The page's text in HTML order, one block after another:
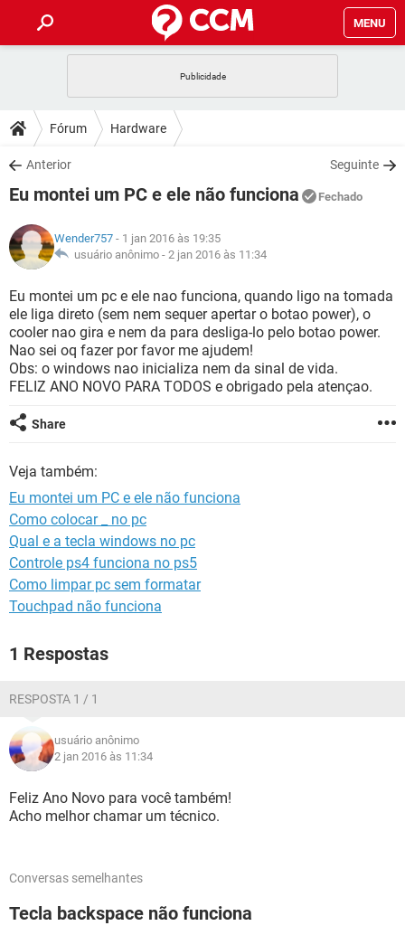
MENU
CELULAR
OUTLOOK
INSTAGRAM GMAIL
GUIA DE COMPRAS
DICAS
JOGOS
INSTAGRAM GMAIL
GUIA DE COMPRAS
DOWNLOADS
JOGOS WHATSAPP
CELULAR
OUTLOOK EXCEL
INSTAGRAM
GUIA DE COMPRAS
JOGOS WHATSAPP
CELULAR
OUTLOOK EXCEL
INSTAGRAM GMAIL
GUIA DE COMPRAS
GLOSSÁRIO
CELULAR FACEBOOK
OUTLOOK EXCEL
INSTAGRAM GMAIL
GUIA DE COMPRAS
Fórum Hardware
Anterior Seguinte
Eu montei um PC e ele não funciona Fechado
Wender757 - 1 jan 2016 às 19:35
usuário anônimo - 2 jan 2016 às 11:34
Eu montei um pc e ele nao funciona, quando ligo na tomada
ele liga direto (sem nem sequer apertar o botao power), o
cooler nao gira e nem da para desliga-lo pelo botao power.
Nao sei oq fazer por favor me ajudem!
Obs: o windows nao inicializa nem da sinal de vida.
FELIZ ANO NOVO PARA TODOS e obrigado pela atençao.
Share
Veja também:
Eu montei um PC e ele não funciona
Como colocar _ no pc
Qual e a tecla windows no pc
Controle ps4 funciona no ps5
Como limpar pc sem formatar
Touchpad não funciona
1 Respostas
RESPOSTA 1 / 1
usuário anônimo
2 jan 2016 às 11:34
Feliz Ano Novo para você também!
Acho melhor chamar um técnico.
Conversas semelhantes
Tecla backspace não funciona